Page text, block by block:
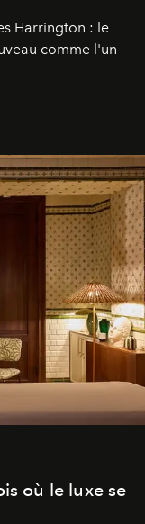
Harrington : le
comme l'un
où le luxe se